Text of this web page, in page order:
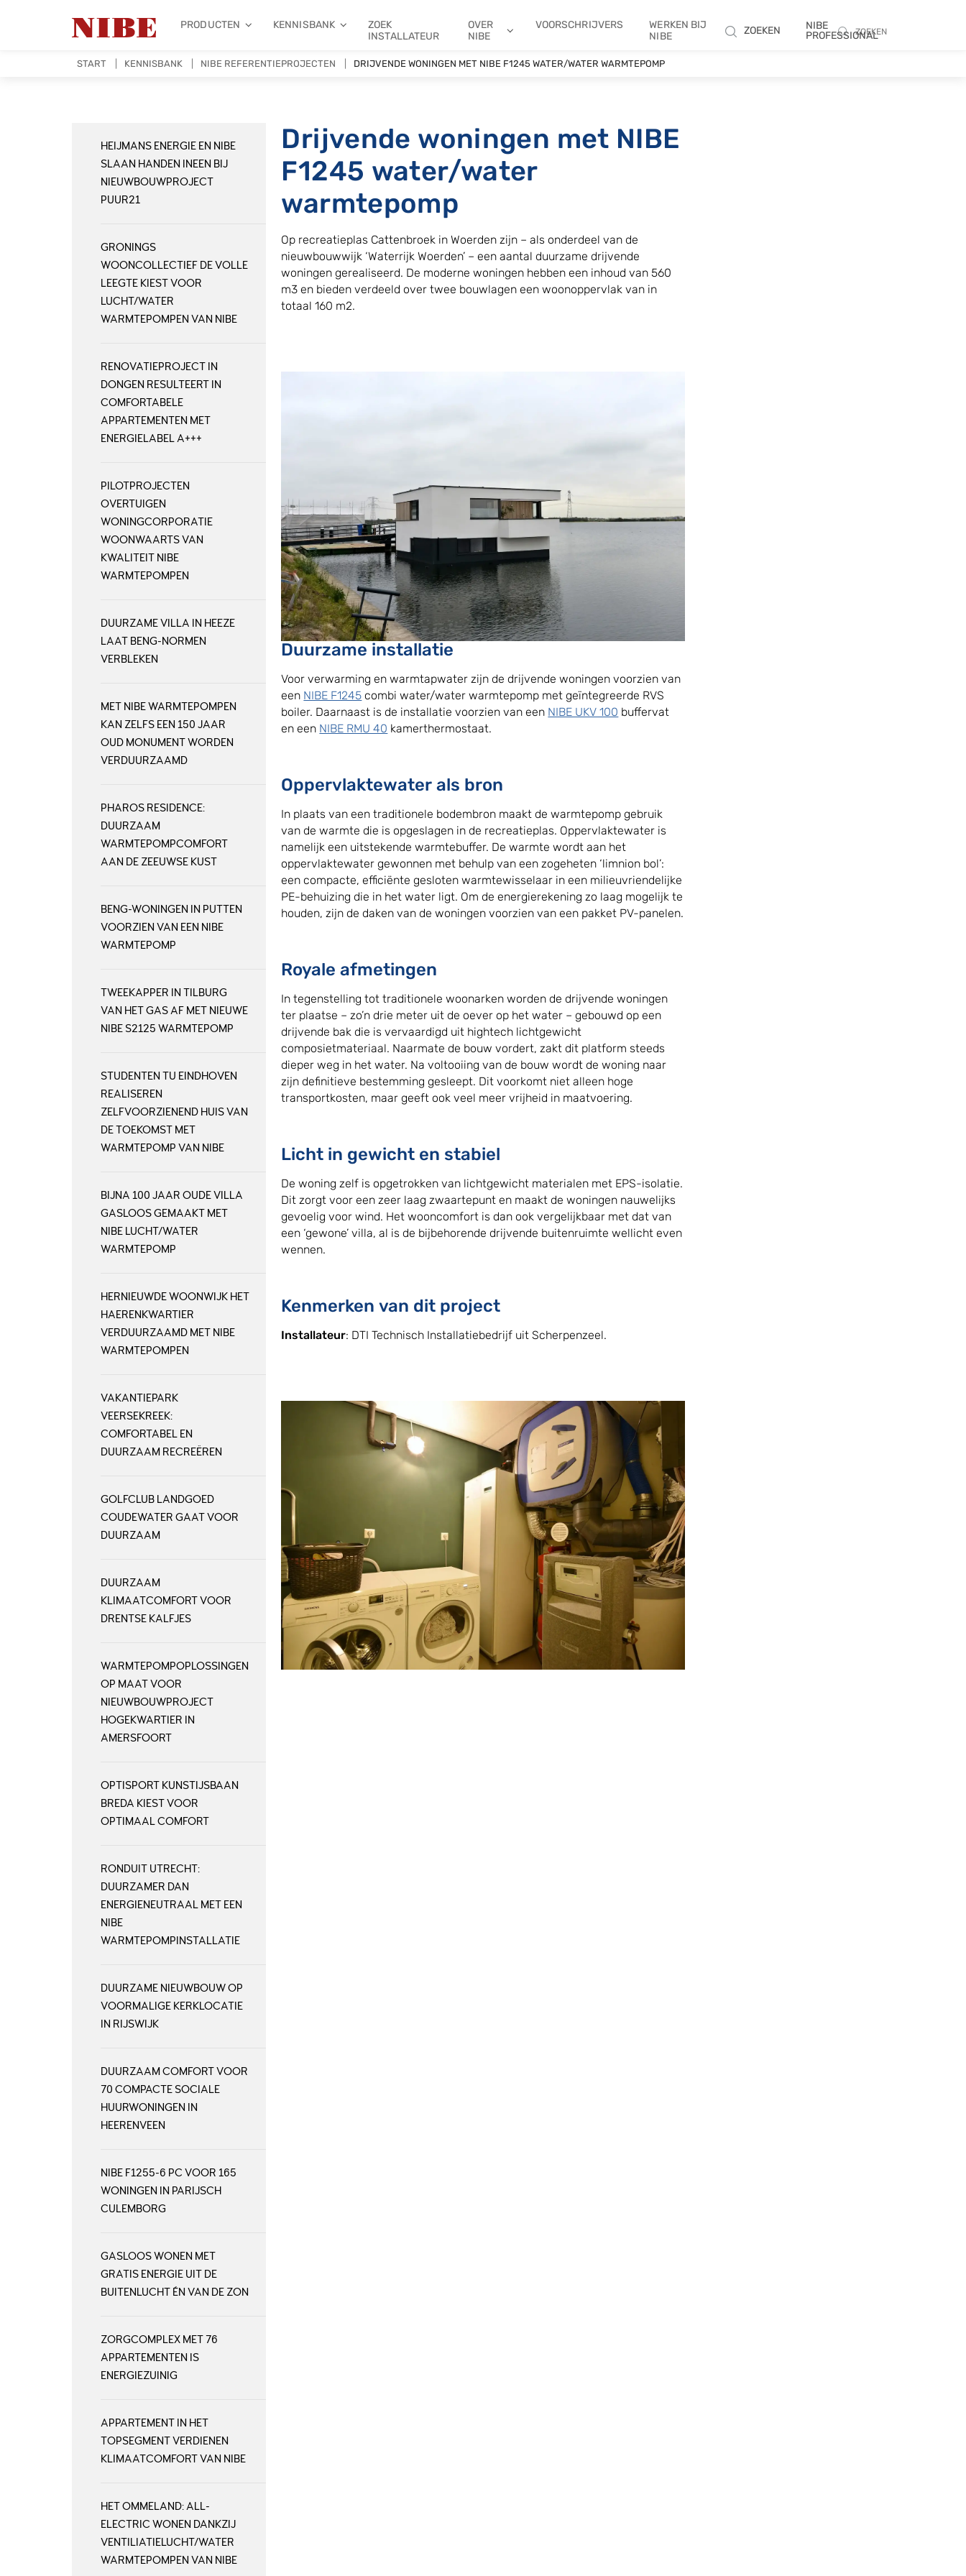
PRODUCTEN KENNISBANK
ZOEK
INSTALLATEUR
OVER
NIBE
VOORSCHRIJVERS
WERKEN BIJ
NIBE
ZOEKEN
NIBE
PROFESSIONAL
ZOEKEN
START KENNISBANK NIBE REFERENTIEPROJECTEN DRIJVENDE WONINGEN MET NIBE F1245 WATER/WATER WARMTEPOMP
HEIJMANS ENERGIE EN NIBE
SLAAN HANDEN INEEN BIJ
NIEUWBOUWPROJECT
PUUR21
GRONINGS
WOONCOLLECTIEF DE VOLLE
LEEGTE KIEST VOOR
LUCHT/WATER
WARMTEPOMPEN VAN NIBE
RENOVATIEPROJECT IN
DONGEN RESULTEERT IN
COMFORTABELE
APPARTEMENTEN MET
ENERGIELABEL A+++
PILOTPROJECTEN
OVERTUIGEN
WONINGCORPORATIE
WOONWAARTS VAN
KWALITEIT NIBE
WARMTEPOMPEN
DUURZAME VILLA IN HEEZE
LAAT BENG-NORMEN
VERBLEKEN
MET NIBE WARMTEPOMPEN
KAN ZELFS EEN 150 JAAR
OUD MONUMENT WORDEN
VERDUURZAAMD
PHAROS RESIDENCE:
DUURZAAM
WARMTEPOMPCOMFORT
AAN DE ZEEUWSE KUST
BENG-WONINGEN IN PUTTEN
VOORZIEN VAN EEN NIBE
WARMTEPOMP
TWEEKAPPER IN TILBURG
VAN HET GAS AF MET NIEUWE
NIBE S2125 WARMTEPOMP
STUDENTEN TU EINDHOVEN
REALISEREN
ZELFVOORZIENEND HUIS VAN
DE TOEKOMST MET
WARMTEPOMP VAN NIBE
BIJNA 100 JAAR OUDE VILLA
GASLOOS GEMAAKT MET
NIBE LUCHT/WATER
WARMTEPOMP
HERNIEUWDE WOONWIJK HET
HAERENKWARTIER
VERDUURZAAMD MET NIBE
WARMTEPOMPEN
VAKANTIEPARK
VEERSEKREEK:
COMFORTABEL EN
DUURZAAM RECREËREN
GOLFCLUB LANDGOED
COUDEWATER GAAT VOOR
DUURZAAM
DUURZAAM
KLIMAATCOMFORT VOOR
DRENTSE KALFJES
WARMTEPOMPOPLOSSINGEN
OP MAAT VOOR
NIEUWBOUWPROJECT
HOGEKWARTIER IN
AMERSFOORT
OPTISPORT KUNSTIJSBAAN
BREDA KIEST VOOR
OPTIMAAL COMFORT
RONDUIT UTRECHT:
DUURZAMER DAN
ENERGIENEUTRAAL MET EEN
NIBE
WARMTEPOMPINSTALLATIE
DUURZAME NIEUWBOUW OP
VOORMALIGE KERKLOCATIE
IN RIJSWIJK
DUURZAAM COMFORT VOOR
70 COMPACTE SOCIALE
HUURWONINGEN IN
HEERENVEEN
NIBE F1255-6 PC VOOR 165
WONINGEN IN PARIJSCH
CULEMBORG
GASLOOS WONEN MET
GRATIS ENERGIE UIT DE
BUITENLUCHT ÉN VAN DE ZON
ZORGCOMPLEX MET 76
APPARTEMENTEN IS
ENERGIEZUINIG
APPARTEMENT IN HET
TOPSEGMENT VERDIENEN
KLIMAATCOMFORT VAN NIBE
HET OMMELAND: ALL-
ELECTRIC WONEN DANKZIJ
VENTILIATIELUCHT/WATER
WARMTEPOMPEN VAN NIBE
Drijvende woningen met NIBE
F1245 water/water
warmtepomp
Op recreatieplas Cattenbroek in Woerden zijn – als onderdeel van de
nieuwbouwwijk ‘Waterrijk Woerden’ – een aantal duurzame drijvende
woningen gerealiseerd. De moderne woningen hebben een inhoud van 560
m3 en bieden verdeeld over twee bouwlagen een woonoppervlak van in
totaal 160 m2.
Duurzame installatie
Voor verwarming en warmtapwater zijn de drijvende woningen voorzien van
een NIBE F1245 combi water/water warmtepomp met geïntegreerde RVS
boiler. Daarnaast is de installatie voorzien van een NIBE UKV 100 buffervat
en een NIBE RMU 40 kamerthermostaat.
Oppervlaktewater als bron
In plaats van een traditionele bodembron maakt de warmtepomp gebruik
van de warmte die is opgeslagen in de recreatieplas. Oppervlaktewater is
namelijk een uitstekende warmtebuffer. De warmte wordt aan het
oppervlaktewater gewonnen met behulp van een zogeheten ‘limnion bol’:
een compacte, efficiënte gesloten warmtewisselaar in een milieuvriendelijke
PE-behuizing die in het water ligt. Om de energierekening zo laag mogelijk te
houden, zijn de daken van de woningen voorzien van een pakket PV-panelen.
Royale afmetingen
In tegenstelling tot traditionele woonarken worden de drijvende woningen
ter plaatse – zo’n drie meter uit de oever op het water – gebouwd op een
drijvende bak die is vervaardigd uit hightech lichtgewicht
composietmateriaal. Naarmate de bouw vordert, zakt dit platform steeds
dieper weg in het water. Na voltooiing van de bouw wordt de woning naar
zijn definitieve bestemming gesleept. Dit voorkomt niet alleen hoge
transportkosten, maar geeft ook veel meer vrijheid in maatvoering.
Licht in gewicht en stabiel
De woning zelf is opgetrokken van lichtgewicht materialen met EPS-isolatie.
Dit zorgt voor een zeer laag zwaartepunt en maakt de woningen nauwelijks
gevoelig voor wind. Het wooncomfort is dan ook vergelijkbaar met dat van
een ‘gewone’ villa, al is de bijbehorende drijvende buitenruimte wellicht even
wennen.
Kenmerken van dit project
Installateur: DTI Technisch Installatiebedrijf uit Scherpenzeel.